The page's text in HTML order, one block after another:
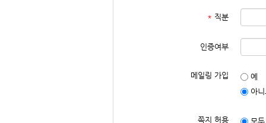
* 직분
인증여부
메일링 가입
예
아니
쪽지 허용
모두